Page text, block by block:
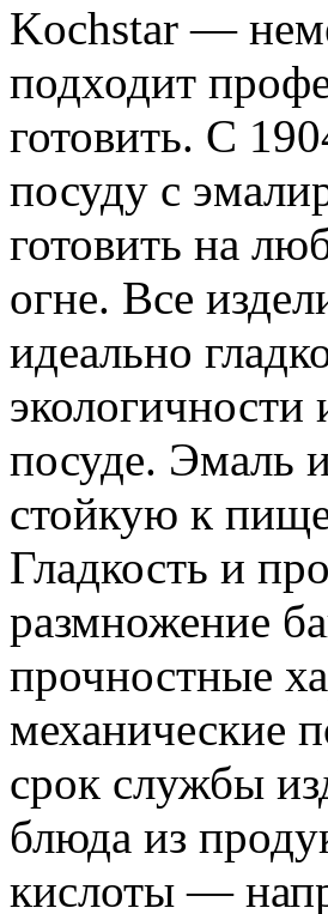
Kochstar —
подходит
готовить. С
посуду с
готовить на
огне. Все
идеально
экологичности
посуде. Эмаль
стойкую к
Гладкость и
размножение
прочностные
механические
срок службы
блюда из
кислоты —